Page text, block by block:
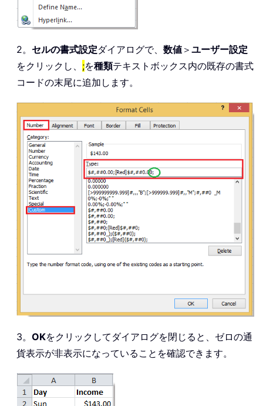
2。 セルの書式設定ダイアログで、 数値 ＞ ユーザー設定
をクリックし、 ;を種類テキストボックス内の既存の書式
コードの末尾に追加します。
3。 OKをクリックしてダイアログを閉じると、ゼロの通
貨表示が非表示になっていることを確認できます。